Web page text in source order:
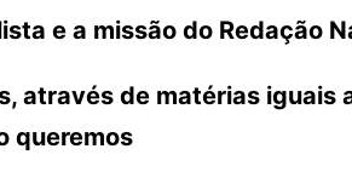
e a missão do Redação
através de matérias iguais
queremos